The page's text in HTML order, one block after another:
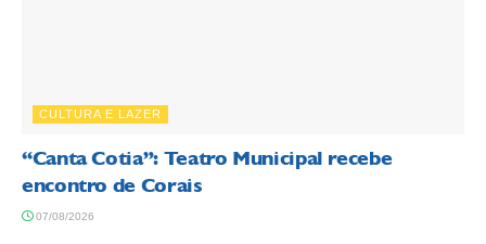
CULTURA E LAZER
“Canta Cotia”: Teatro Municipal recebe
encontro de Corais
07/08/2026